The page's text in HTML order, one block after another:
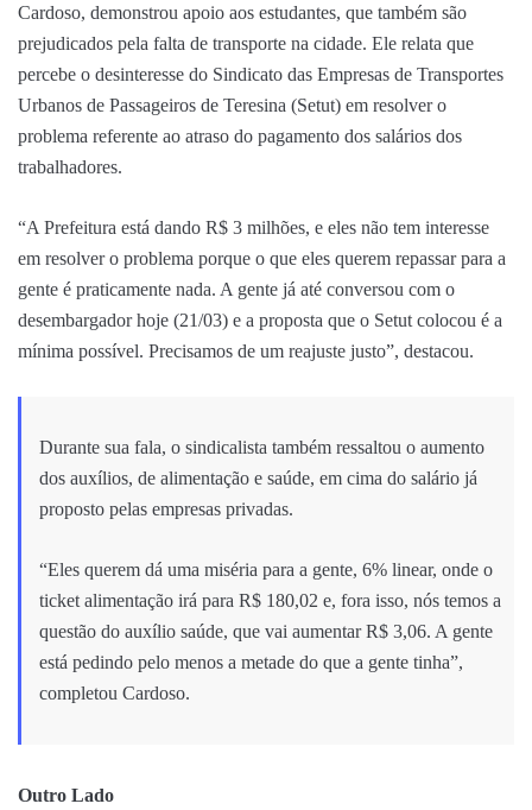
Cardoso, demonstrou apoio aos estudantes, que também são
prejudicados pela falta de transporte na cidade. Ele relata que
percebe o desinteresse do Sindicato das Empresas de Transportes
Urbanos de Passageiros de Teresina (Setut) em resolver o
problema referente ao atraso do pagamento dos salários dos
trabalhadores.
“A Prefeitura está dando R$ 3 milhões, e eles não tem interesse
em resolver o problema porque o que eles querem repassar para a
gente é praticamente nada. A gente já até conversou com o
desembargador hoje (21/03) e a proposta que o Setut colocou é a
mínima possível. Precisamos de um reajuste justo”, destacou.
Durante sua fala, o sindicalista também ressaltou o aumento
dos auxílios, de alimentação e saúde, em cima do salário já
proposto pelas empresas privadas.
“Eles querem dá uma miséria para a gente, 6% linear, onde o
ticket alimentação irá para R$ 180,02 e, fora isso, nós temos a
questão do auxílio saúde, que vai aumentar R$ 3,06. A gente
está pedindo pelo menos a metade do que a gente tinha”,
completou Cardoso.
Outro Lado